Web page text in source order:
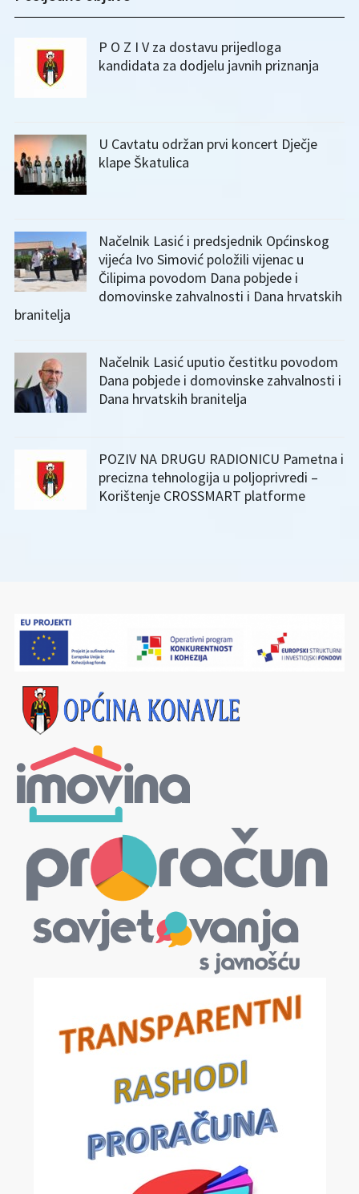
P O Z I V za dostavu prijedloga
kandidata za dodjelu javnih priznanja
U Cavtatu održan prvi koncert Dječje
klape Škatulica
Načelnik Lasić i predsjednik Općinskog
vijeća Ivo Simović položili vijenac u
Čilipima povodom Dana pobjede i
domovinske zahvalnosti i Dana hrvatskih
branitelja
Načelnik Lasić uputio čestitku povodom
Dana pobjede i domovinske zahvalnosti i
Dana hrvatskih branitelja
POZIV NA DRUGU RADIONICU Pametna i
precizna tehnologija u poljoprivredi –
Korištenje CROSSMART platforme